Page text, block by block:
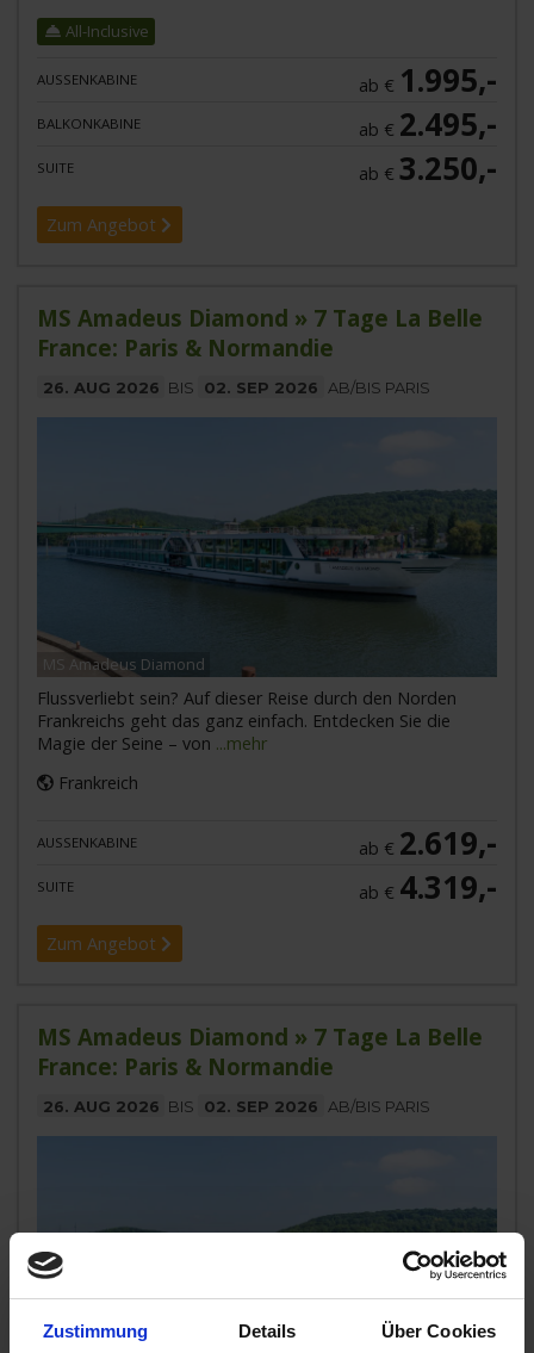
Zustimmung Details Über Cookies
All-Inclusive
AUSSENKABINE ab € 1.995,-
BALKONKABINE ab € 2.495,-
SUITE ab €3.250,-
Zum Angebot
MS Amadeus Diamond » 7 Tage La Belle
France: Paris & Normandie
26. AUG 2026 BIS 02. SEP 2026 AB/BIS PARIS
MS Amadeus Diamond
Flussverliebt sein? Auf dieser Reise durch den Norden
Frankreichs geht das ganz einfach. Entdecken Sie die
Magie der Seine – von ...mehr
Frankreich
AUSSENKABINE ab € 2.619,-
SUITE ab € 4.319,-
Zum Angebot
MS Amadeus Diamond » 7 Tage La Belle
France: Paris & Normandie
26. AUG 2026 BIS 02. SEP 2026 AB/BIS PARIS